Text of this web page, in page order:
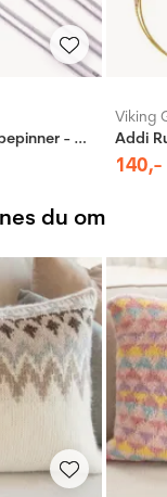
Addi Strømpepinner - Aluminium
Viking
140,-
du om